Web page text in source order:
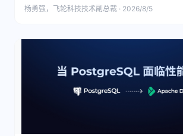
杨勇强，飞轮科技技术副总裁 · 2026/8/5